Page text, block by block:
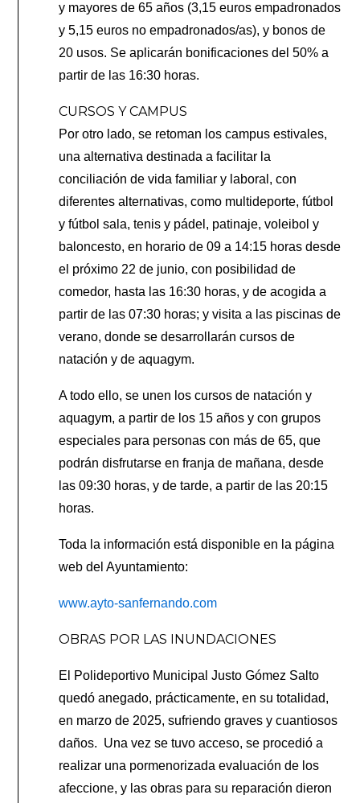
y mayores de 65 años (3,15 euros empadronados
y 5,15 euros no empadronados/as), y bonos de
20 usos. Se aplicarán bonificaciones del 50% a
partir de las 16:30 horas.
CURSOS Y CAMPUS
Por otro lado, se retoman los campus estivales,
una alternativa destinada a facilitar la
conciliación de vida familiar y laboral, con
diferentes alternativas, como multideporte, fútbol
y fútbol sala, tenis y pádel, patinaje, voleibol y
baloncesto, en horario de 09 a 14:15 horas desde
el próximo 22 de junio, con posibilidad de
comedor, hasta las 16:30 horas, y de acogida a
partir de las 07:30 horas; y visita a las piscinas de
verano, donde se desarrollarán cursos de
natación y de aquagym.
A todo ello, se unen los cursos de natación y
aquagym, a partir de los 15 años y con grupos
especiales para personas con más de 65, que
podrán disfrutarse en franja de mañana, desde
las 09:30 horas, y de tarde, a partir de las 20:15
horas.
Toda la información está disponible en la página
web del Ayuntamiento:
www.ayto-sanfernando.com
OBRAS POR LAS INUNDACIONES
El Polideportivo Municipal Justo Gómez Salto
quedó anegado, prácticamente, en su totalidad,
en marzo de 2025, sufriendo graves y cuantiosos
daños. Una vez se tuvo acceso, se procedió a
realizar una pormenorizada evaluación de los
afeccione, y las obras para su reparación dieron